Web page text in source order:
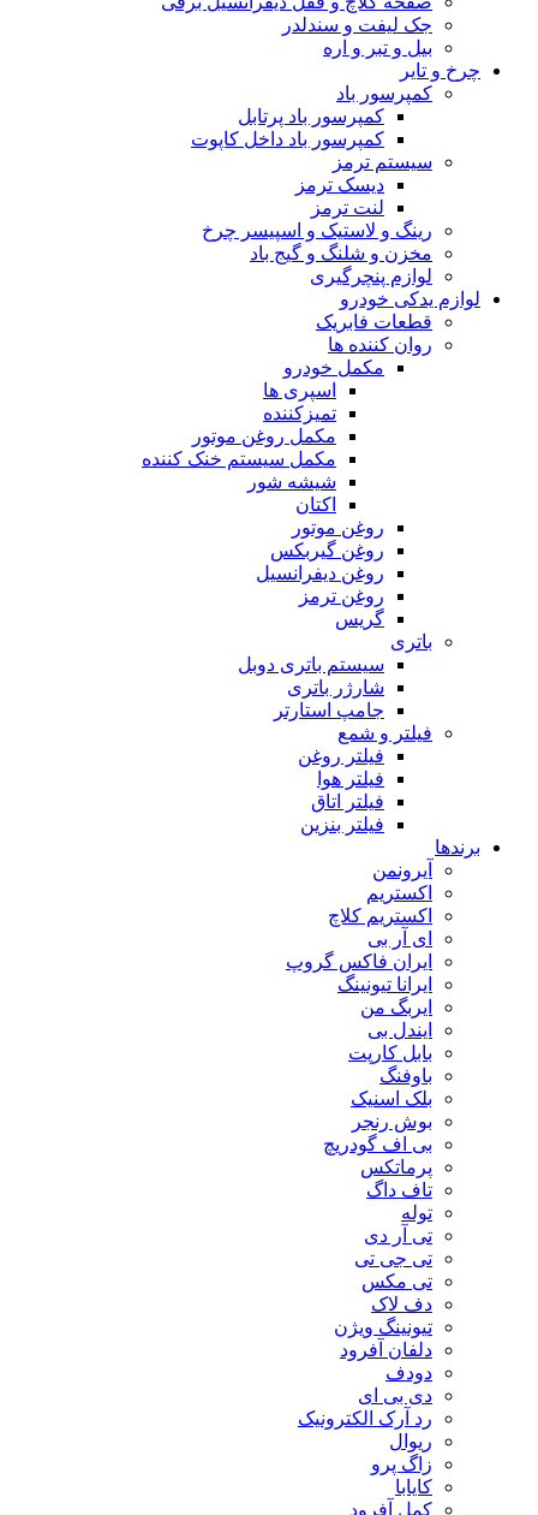
جک لیفت و سندلدر
بیل و تبر و اره
چرخ و تایر
کمپرسور باد
کمپرسور باد پرتابل
کمپرسور باد داخل کاپوت
سیستم ترمز
دیسک ترمز
لنت ترمز
رینگ و لاستیک و اسپیسر چرخ
مخزن و شلنگ و گیج باد
لوازم پنچرگیری
لوازم یدکی خودرو
قطعات فابریک
روان کننده ها
مکمل خودرو
اسپری ها
تمیزکننده
مکمل روغن موتور
مکمل سیستم خنک کننده
شیشه شور
اکتان
روغن موتور
روغن گیربکس
روغن دیفرانسیل
روغن ترمز
گریس
باتری
سیستم باتری دوبل
شارژر باتری
جامپ استارتر
فیلتر و شمع
فیلتر روغن
فیلتر هوا
فیلتر اتاق
فیلتر بنزین
برندها
آیرونمن
اکستریم
اکستریم کلاچ
ای آر بی
ایران فاکس گروپ
ایرانا تیونینگ
ایربگ من
ایندل بی
بابل کارپت
باوفنگ
بلک اسنیک
بوش رنجر
بی اف گودریچ
پرماتکس
تاف داگ
توله
تی آر دی
تی جی تی
تی مکس
دف لاک
تیونینگ ویژن
دلفان آفرود
دودف
دی بی ای
رد آرک الکترونیک
ریوال
زاگ پرو
کایابا
کمل آفرود